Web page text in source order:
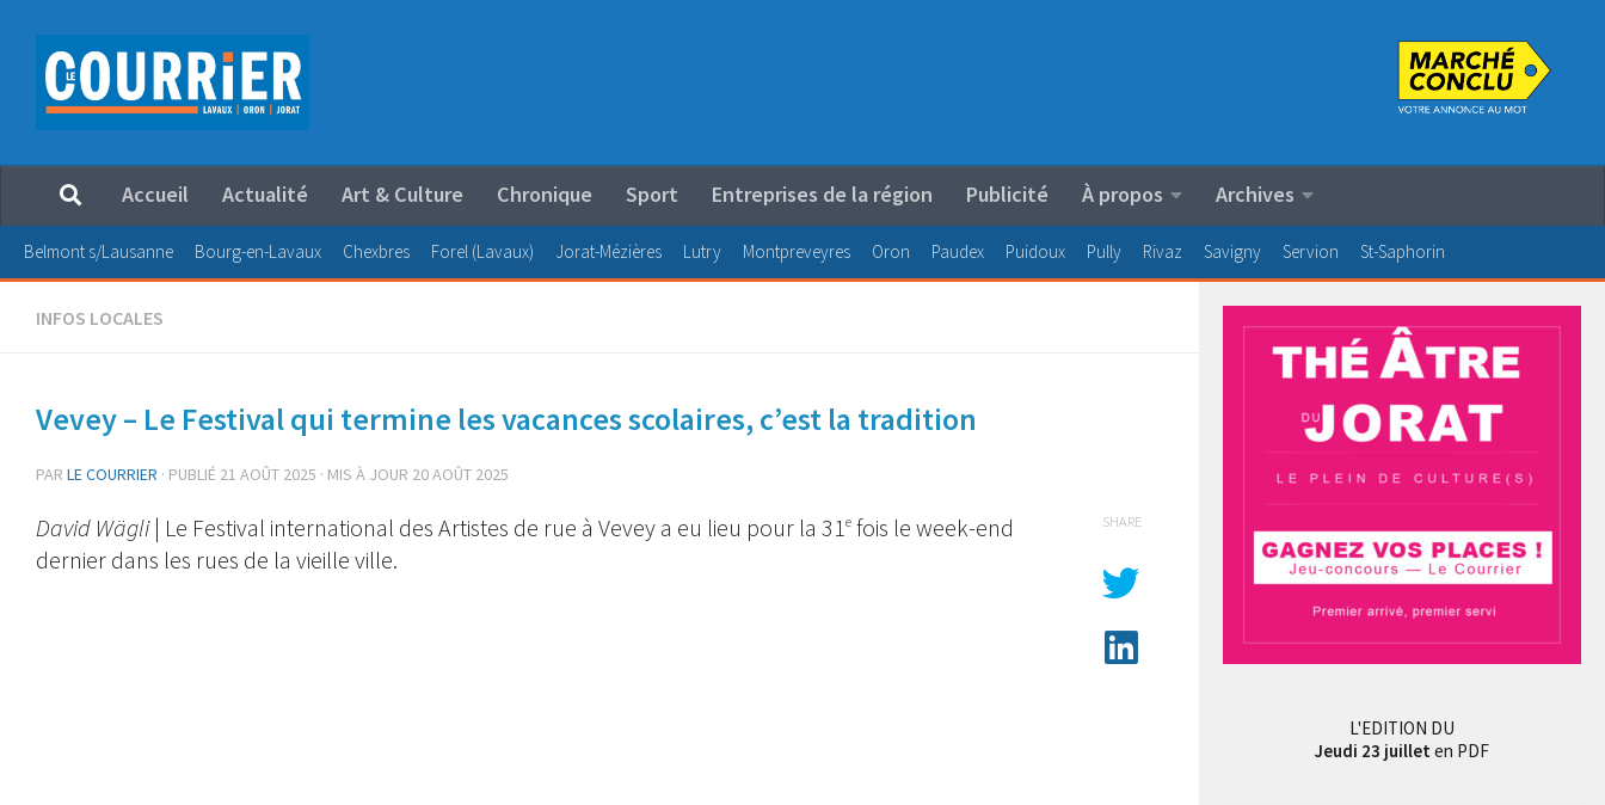
Au dessous du contenu
Accueil Actualité Art & Culture Chronique Sport Entreprises de la région Publicité À propos Archives
Belmont s/Lausanne Bourg-en-Lavaux Chexbres Forel (Lavaux) Jorat-Mézières Lutry Montpreveyres Oron Paudex Puidoux Pully Rivaz Savigny Servion St-Saphorin
INFOS LOCALES
Vevey – Le Festival qui termine les vacances scolaires, c’est la tradition
PAR LE COURRIER · PUBLIÉ 21 AOÛT 2025 · MIS À JOUR 20 AOÛT 2025
David Wägli| Le Festival international des Artistes de rue à Vevey a eu lieu pour la 31 e fois le week-end
dernier dans les rues de la vieille ville.
Une difficulté ne suffit pas pour le gagnant du Pavé d’Or, Yldor, il a décidé de jongler avec
SHARE
L'EDITION DU
Jeudi 23 juillet en PDF